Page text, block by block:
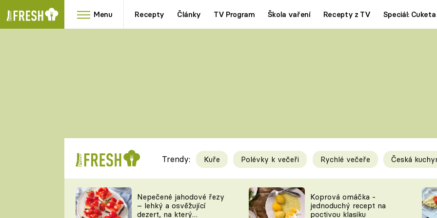
Menu Recepty Články TV Program Škola vaření Recepty z TV Speciál: Cuketa
RYCHLOVKY
Videorecepty
TEĎ VAŘÍ ŠÉF!
Tipy a triky
KAM ZA JÍDLEM
Trendy: Kuře Polévky k večeři Rychlé večeře Česká
Nepečené jahodové řezy
– lehký a osvěžující
dezert, na který
Koprová omáčka -
jednoduchý recept na
poctivou klasiku